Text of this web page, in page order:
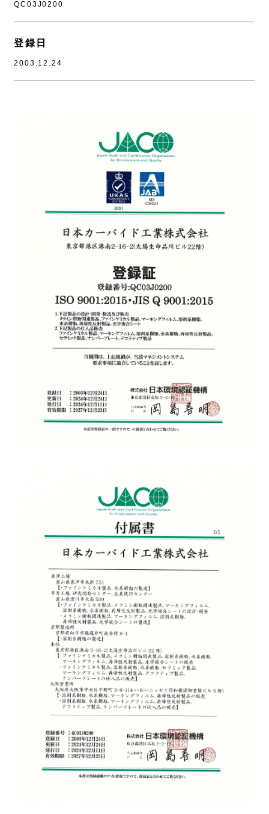
QC03J0200
登録日
2003.12.24